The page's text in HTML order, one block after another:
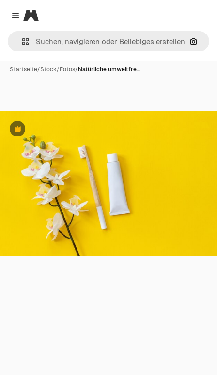
Close menu
Magnific
Nach
Startseite/Stock/Fotos/Natürliche umweltfre…
Premium